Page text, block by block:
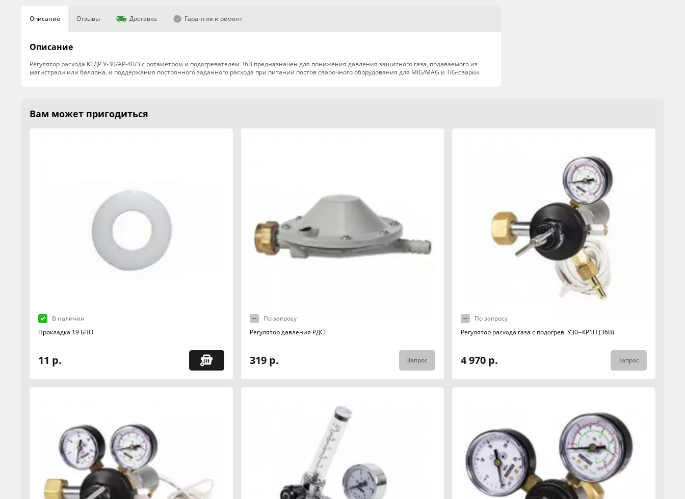
Описание Отзывы Доставка Гарантия и ремонт
Описание
Регулятор расхода КЕДР У-30/АР-40/3 с ротаметром и подогревателем 36В предназначен для понижения давления защитного газа, подаваемого из
магистрали или баллона, и поддержания постоянного заданного расхода при питании постов сварочного оборудования для MIG/MAG и TIG-сварки.
Вам может пригодиться
В наличии
Прокладка 19 БПО
11 р.
По запросу
Регулятор давления РДСГ
319 р. Запрос
По запросу
Регулятор расхода газа с подогрев. У30--КР1П (36В)
4 970 р. Запрос